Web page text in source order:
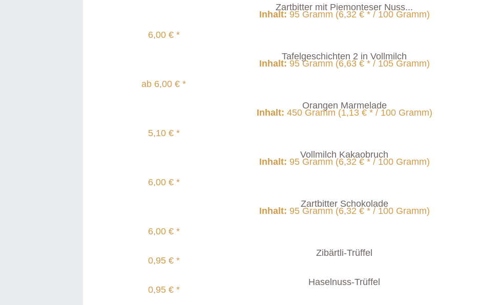
Zartbitter mit Piemonteser Nuss...
Inhalt: 95 Gramm (6,32 € * / 100 Gramm)
6,00 € *
Tafelgeschichten 2 in Vollmilch
Inhalt: 95 Gramm (6,63 € * / 105 Gramm)
ab 6,00 € *
Orangen Marmelade
Inhalt: 450 Gramm (1,13 € * / 100 Gramm)
5,10 € *
Vollmilch Kakaobruch
Inhalt: 95 Gramm (6,32 € * / 100 Gramm)
6,00 € *
Zartbitter Schokolade
Inhalt: 95 Gramm (6,32 € * / 100 Gramm)
6,00 € *
Zibärtli-Trüffel
0,95 € *
Haselnuss-Trüffel
0,95 € *